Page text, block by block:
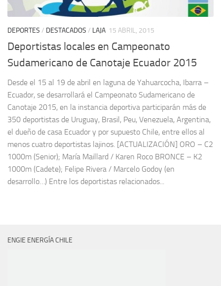
DEPORTES / DESTACADOS / LAJA 15 ABRIL, 2015
Deportistas locales en Campeonato
Sudamericano de Canotaje Ecuador 2015
Desde el 15 al 19 de abril en laguna de Yahuarcocha, Ibarra –
Ecuador, se desarrollará el Campeonato Sudamericano de
Canotaje 2015, en la instancia deportiva participarán más de
350 deportistas de Uruguay, Brasil, Peu, Venezuela, Argentina,
el dueño de casa Ecuador y por supuesto Chile, entre ellos al
menos cuatro deportistas lajinos. [ACTUALIZACIÓN] ORO – C2
1000m (Senior); María Maillard / Karen Roco BRONCE – K2
1000m (Cadete); Felipe Rivera / Marcelo Godoy (en
desarrollo…) Entre los deportistas relacionados...
ENGIE ENERGÍA CHILE